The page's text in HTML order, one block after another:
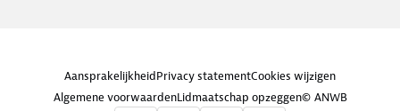
AansprakelijkheidPrivacy statementCookies wijzigen
Algemene voorwaardenLidmaatschap opzeggen© ANWB